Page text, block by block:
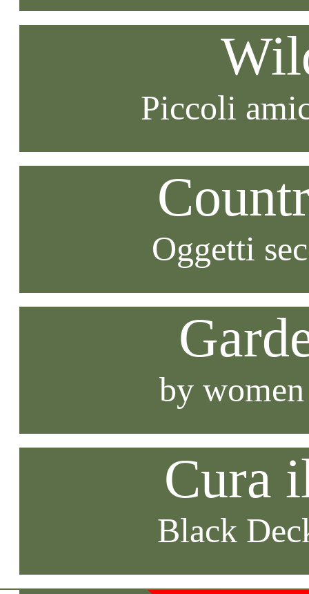
Piccoli
Oggetti
by
Cura
Black